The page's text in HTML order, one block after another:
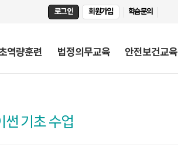
역량훈련 법정의무교육 안전보건교육
로그인 회원가입 학습문의
썬 기초 수업